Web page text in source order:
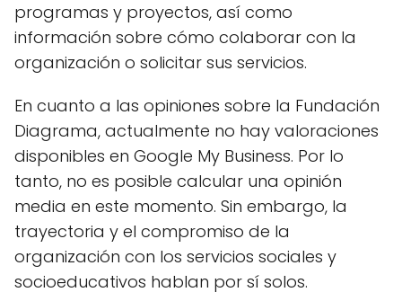
programas y proyectos, así como
información sobre cómo colaborar con la
organización o solicitar sus servicios.
En cuanto a las opiniones sobre la Fundación
Diagrama, actualmente no hay valoraciones
disponibles en Google My Business. Por lo
tanto, no es posible calcular una opinión
media en este momento. Sin embargo, la
trayectoria y el compromiso de la
organización con los servicios sociales y
socioeducativos hablan por sí solos.